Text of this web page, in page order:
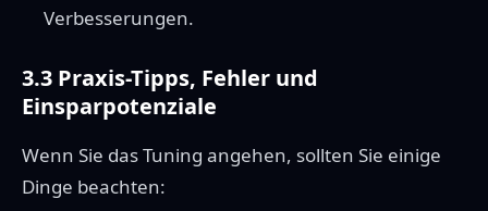
Verbesserungen.
3.3 Praxis-Tipps, Fehler und
Einsparpotenziale
Wenn Sie das Tuning angehen, sollten Sie einige
Dinge beachten: